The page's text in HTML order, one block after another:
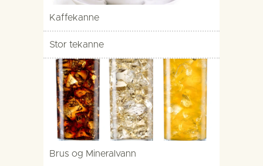
Kaffekanne
Stor tekanne
Brus og Mineralvann